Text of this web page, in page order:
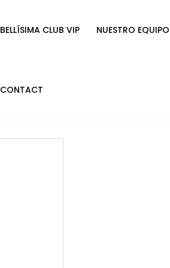
BELLÍSIMA CLUB VIP NUESTRO EQUIPO
CONTACT